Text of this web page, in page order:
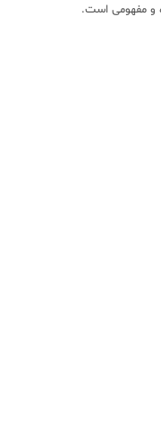
و مفهومی است.